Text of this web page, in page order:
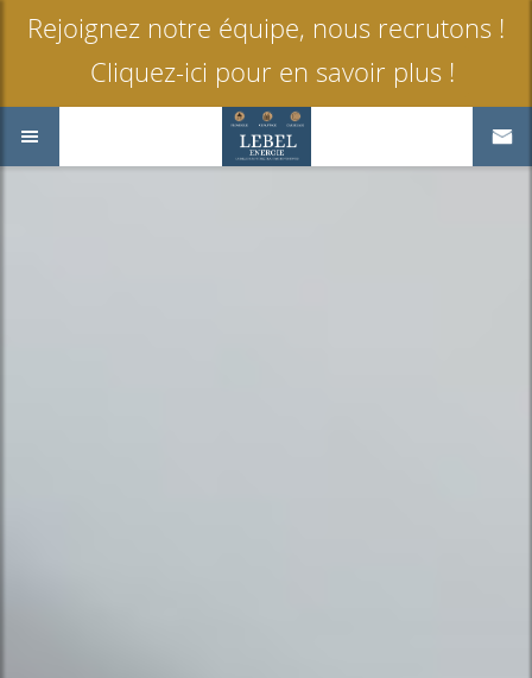
Rejoignez notre équipe, nous recrutons !
Cliquez-ici pour en savoir plus !